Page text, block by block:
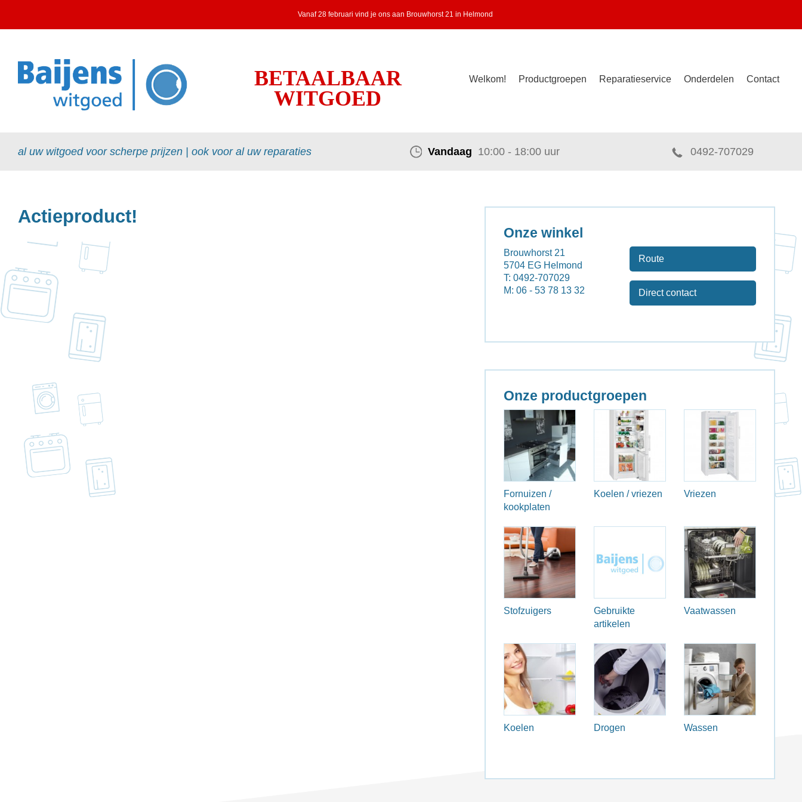
Vanaf 28 februari vind je ons aan Brouwhorst 21 in Helmond
BETAALBAAR
WITGOED
Welkom! Productgroepen Reparatieservice Onderdelen Contact
al uw witgoed voor scherpe prijzen | ook voor al uw reparaties Vandaag 10:00 - 18:00 uur 0492-707029
Actieproduct!
Onze winkel
Brouwhorst 21
5704 EG Helmond
T: 0492-707029
M: 06 - 53 78 13 32
Route
Direct contact
Onze productgroepen
Fornuizen /
kookplaten
Koelen / vriezen Vriezen
Stofzuigers
Gebruikte
artikelen
Vaatwassen
Koelen Drogen Wassen